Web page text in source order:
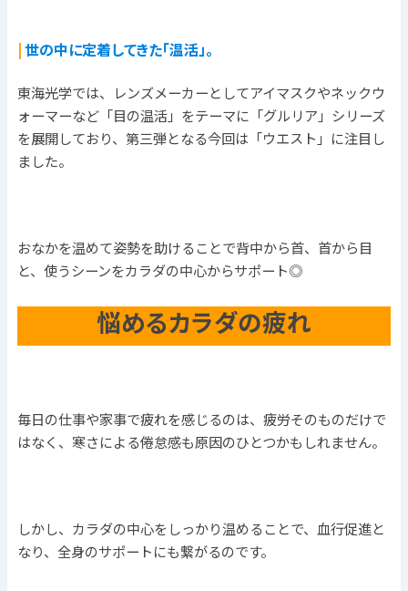
世の中に定着してきた「温活」。
東海光学では、レンズメーカーとしてアイマスクやネックウ
ォーマーなど「目の温活」をテーマに「グルリア」シリーズ
を展開しており、第三弾となる今回は「ウエスト」に注目し
ました。
おなかを温めて姿勢を助けることで背中から首、首から目
と、使うシーンをカラダの中心からサポート◎
悩めるカラダの疲れ
毎日の仕事や家事で疲れを感じるのは、疲労そのものだけで
はなく、寒さによる倦怠感も原因のひとつかもしれません。
しかし、カラダの中心をしっかり温めることで、血行促進と
なり、全身のサポートにも繋がるのです。